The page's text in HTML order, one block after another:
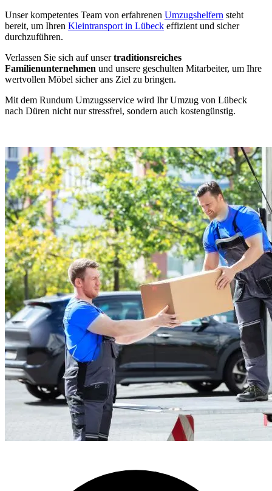
Unser kompetentes Team von erfahrenen Umzugshelfern steht
bereit, um Ihren Kleintransport in Lübeck effizient und sicher
durchzuführen.
Verlassen Sie sich auf unsertraditionsreiches
Familienunternehmen und unsere geschulten Mitarbeiter, um Ihre
wertvollen Möbel sicher ans Ziel zu bringen.
Mit dem Rundum Umzugsservice wird Ihr Umzug von Lübeck
nach Düren nicht nur stressfrei, sondern auch kostengünstig.